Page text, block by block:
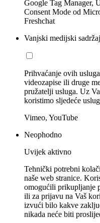
Google Tag Manager,
Consent Mode od
Freshchat
Vanjski medijski
Prihvaćanje ovih
videozapise ili druge
pružatelji usluga. Uz
koristimo sljedeće
Vimeo, YouTube
Neophodno
Uvijek aktivno
Tehnički potrebni
naše web stranice.
omogućili prikupljanje
ili za prijavu na Vaš
izvući bilo kakve
nikada neće biti